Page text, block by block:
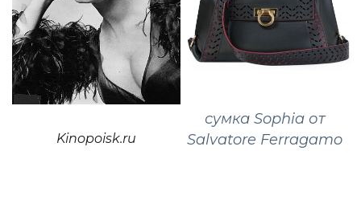
Kinopoisk.ru
сумка Sophia от
Salvatore Ferragamo